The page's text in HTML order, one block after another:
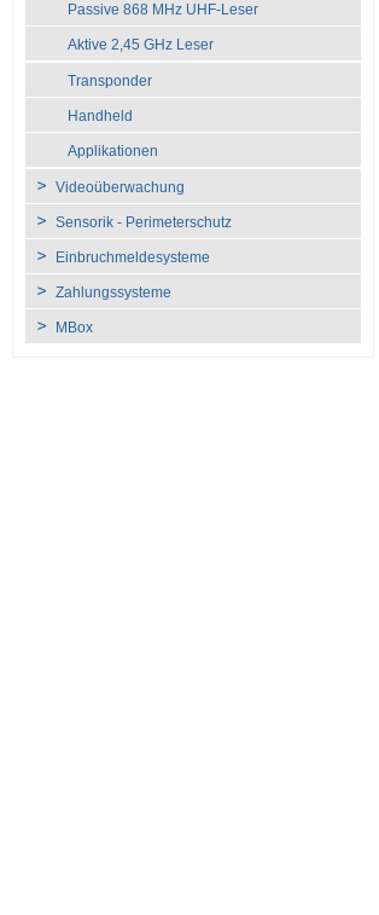
Passive 868 MHz UHF-Leser
Aktive 2,45 GHz Leser
Transponder
Handheld
Applikationen
Videoüberwachung
Sensorik - Perimeterschutz
Einbruchmeldesysteme
Zahlungssysteme
MBox